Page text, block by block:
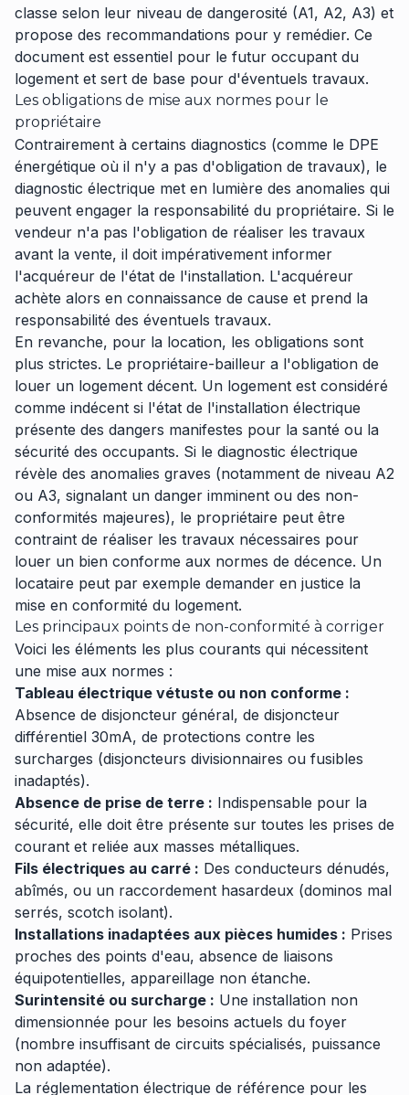
classe selon leur niveau de dangerosité (A1, A2, A3) et
propose des recommandations pour y remédier. Ce
document est essentiel pour le futur occupant du
logement et sert de base pour d'éventuels travaux.
Les obligations de mise aux normes pour le
propriétaire
Contrairement à certains diagnostics (comme le DPE
énergétique où il n'y a pas d'obligation de travaux), le
diagnostic électrique met en lumière des anomalies qui
peuvent engager la responsabilité du propriétaire. Si le
vendeur n'a pas l'obligation de réaliser les travaux
avant la vente, il doit impérativement informer
l'acquéreur de l'état de l'installation. L'acquéreur
achète alors en connaissance de cause et prend la
responsabilité des éventuels travaux.
En revanche, pour la location, les obligations sont
plus strictes. Le propriétaire-bailleur a l'obligation de
louer un logement décent. Un logement est considéré
comme indécent si l'état de l'installation électrique
présente des dangers manifestes pour la santé ou la
sécurité des occupants. Si le diagnostic électrique
révèle des anomalies graves (notamment de niveau A2
ou A3, signalant un danger imminent ou des non-
conformités majeures), le propriétaire peut être
contraint de réaliser les travaux nécessaires pour
louer un bien conforme aux normes de décence. Un
locataire peut par exemple demander en justice la
mise en conformité du logement.
Les principaux points de non-conformité à corriger
Voici les éléments les plus courants qui nécessitent
une mise aux normes :
Tableau électrique vétuste ou non conforme :
Absence de disjoncteur général, de disjoncteur
différentiel 30mA, de protections contre les
surcharges (disjoncteurs divisionnaires ou fusibles
inadaptés).
Absence de prise de terre : Indispensable pour la
sécurité, elle doit être présente sur toutes les prises de
courant et reliée aux masses métalliques.
Fils électriques au carré : Des conducteurs dénudés,
abîmés, ou un raccordement hasardeux (dominos mal
serrés, scotch isolant).
Installations inadaptées aux pièces humides : Prises
proches des points d'eau, absence de liaisons
équipotentielles, appareillage non étanche.
Surintensité ou surcharge : Une installation non
dimensionnée pour les besoins actuels du foyer
(nombre insuffisant de circuits spécialisés, puissance
non adaptée).
La réglementation électrique de référence pour les